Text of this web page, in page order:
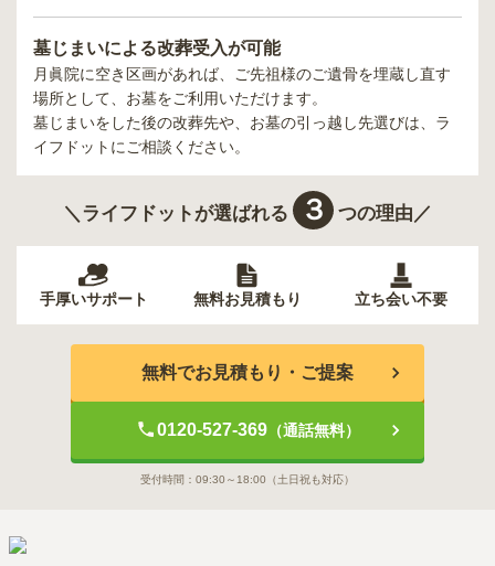
墓じまいによる改葬受入が可能
月眞院に空き区画があれば、ご先祖様のご遺骨を埋蔵し直す
場所として、お墓をご利用いただけます。
墓じまいをした後の改葬先や、お墓の引っ越し先選びは、ラ
イフドットにご相談ください。
＼ライフドットが選ばれる ３ つの理由／
手厚いサポート 無料お見積もり 立ち会い不要
無料でお見積もり・ご提案
0120-527-369（通話無料）
受付時間： 09:30～18:00 （土日祝も対応）